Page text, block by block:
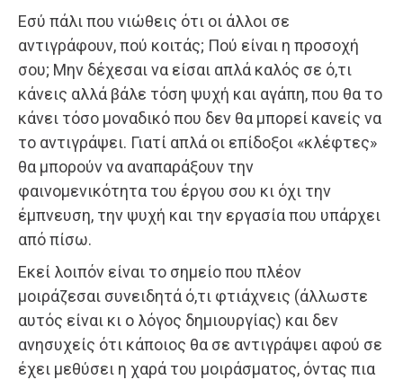
Εσύ πάλι που νιώθεις ότι οι άλλοι σε
αντιγράφουν, πού κοιτάς; Πού είναι η προσοχή
σου; Μην δέχεσαι να είσαι απλά καλός σε ό,τι
κάνεις αλλά βάλε τόση ψυχή και αγάπη, που θα το
κάνει τόσο μοναδικό που δεν θα μπορεί κανείς να
το αντιγράψει. Γιατί απλά οι επίδοξοι «κλέφτες»
θα μπορούν να αναπαράξουν την
φαινομενικότητα του έργου σου κι όχι την
έμπνευση, την ψυχή και την εργασία που υπάρχει
από πίσω.
Εκεί λοιπόν είναι το σημείο που πλέον
μοιράζεσαι συνειδητά ό,τι φτιάχνεις (άλλωστε
αυτός είναι κι ο λόγος δημιουργίας) και δεν
ανησυχείς ότι κάποιος θα σε αντιγράψει αφού σε
έχει μεθύσει η χαρά του μοιράσματος, όντας πια